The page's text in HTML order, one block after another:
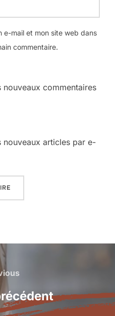
e-mail et mon site web dans
commentaire.
commentaires
nouveaux articles par e-
Previous